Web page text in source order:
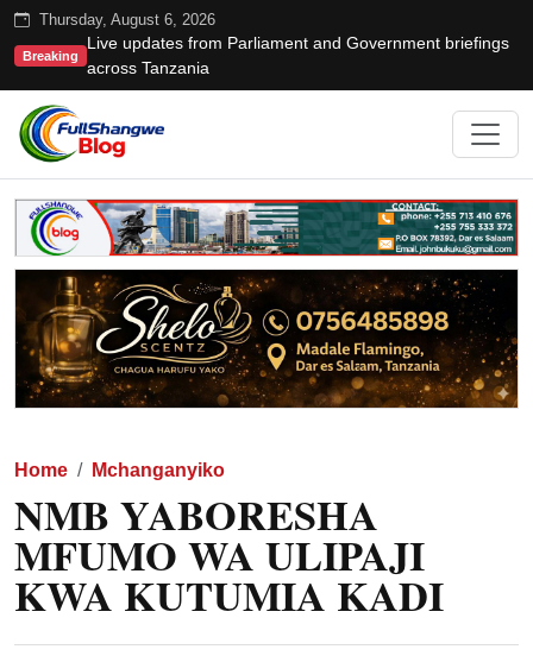
Thursday, August 6, 2026
Breaking
Live updates from Parliament and Government briefings
across Tanzania
Home Mchanganyiko
NMB YABORESHA
MFUMO WA ULIPAJI
KWA KUTUMIA KADI